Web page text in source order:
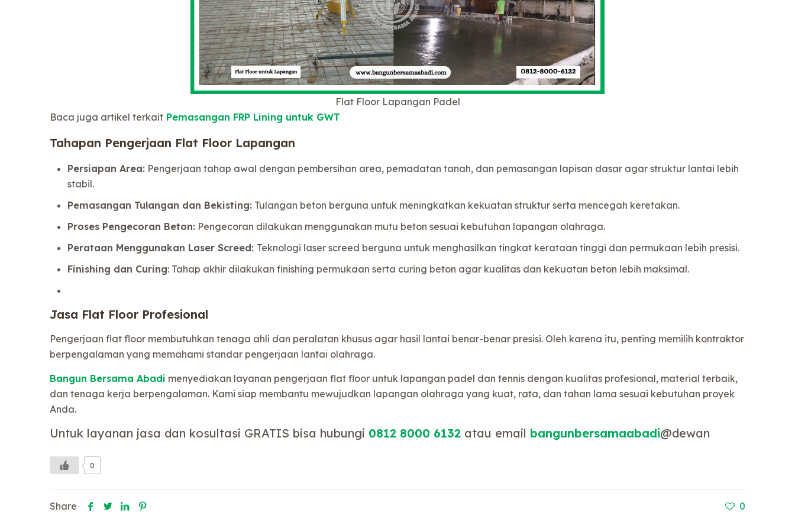
Flat Floor Lapangan Padel
Baca juga artikel terkait Pemasangan FRP Lining untuk GWT
Tahapan Pengerjaan Flat Floor Lapangan
Persiapan Area: Pengerjaan tahap awal dengan pembersihan area, pemadatan tanah, dan pemasangan lapisan dasar agar struktur lantai lebih
stabil.
Pemasangan Tulangan dan Bekisting: Tulangan beton berguna untuk meningkatkan kekuatan struktur serta mencegah keretakan.
Proses Pengecoran Beton: Pengecoran dilakukan menggunakan mutu beton sesuai kebutuhan lapangan olahraga.
Perataan Menggunakan Laser Screed: Teknologi laser screed berguna untuk menghasilkan tingkat kerataan tinggi dan permukaan lebih presisi.
Finishing dan Curing: Tahap akhir dilakukan finishing permukaan serta curing beton agar kualitas dan kekuatan beton lebih maksimal.
Jasa Flat Floor Profesional
Pengerjaan flat floor membutuhkan tenaga ahli dan peralatan khusus agar hasil lantai benar-benar presisi. Oleh karena itu, penting memilih kontraktor
berpengalaman yang memahami standar pengerjaan lantai olahraga.
Bangun Bersama Abadi menyediakan layanan pengerjaan flat floor untuk lapangan padel dan tennis dengan kualitas profesional, material terbaik,
dan tenaga kerja berpengalaman. Kami siap membantu mewujudkan lapangan olahraga yang kuat, rata, dan tahan lama sesuai kebutuhan proyek
Anda.
Untuk layanan jasa dan kosultasi GRATIS bisa hubungi 0812 8000 6132 atau email bangunbersamaabadi@dewan
0
Share 0